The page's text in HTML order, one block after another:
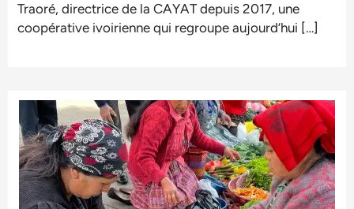
Traoré, directrice de la CAYAT depuis 2017, une
coopérative ivoirienne qui regroupe aujourd’hui […]